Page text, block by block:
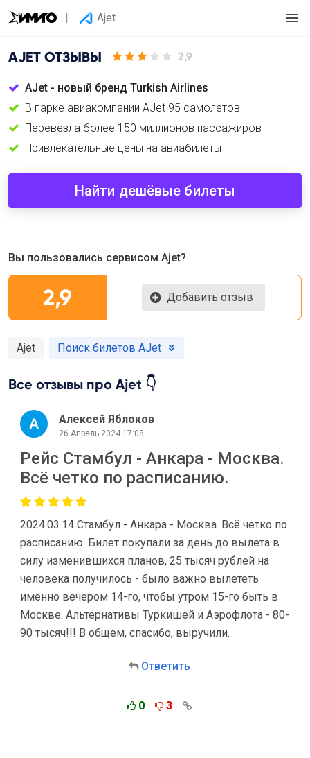
Ajet
AJET ОТЗЫВЫ 2,9
AJet - новый бренд Turkish Airlines
В парке авиакомпании AJet 95 самолетов
Перевезла более 150 миллионов пассажиров
Привлекательные цены на авиабилеты
Найти дешёвые билеты
Вы пользовались сервисом Ajet?
2,9 Добавить отзыв
Ajet Поиск билетов AJet
Все отзывы про Ajet 👇
Алексей Яблоков
26 Апрель 2024 17:08
Рейс Стамбул - Анкара - Москва.
Всё четко по расписанию.
2024.03.14 Стамбул - Анкара - Москва. Всё четко по
расписанию. Билет покупали за день до вылета в
силу изменившихся планов, 25 тысяч рублей на
человека получилось - было важно вылететь
именно вечером 14-го, чтобы утром 15-го быть в
Москве. Альтернативы Туркишей и Аэрофлота - 80-
90 тысяч!!! В общем, спасибо, выручили.
Ответить
0 3